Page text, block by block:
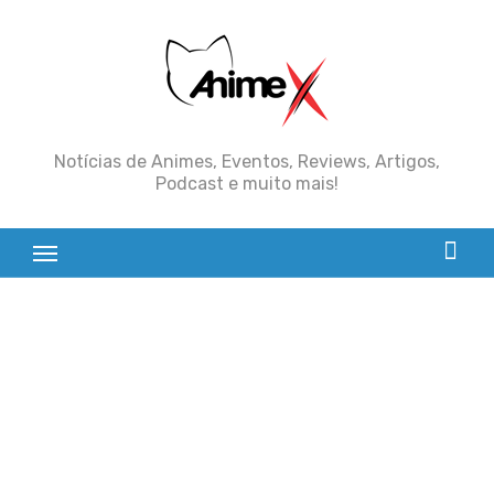
Notícias de Animes, Eventos, Reviews, Artigos,
Podcast e muito mais!